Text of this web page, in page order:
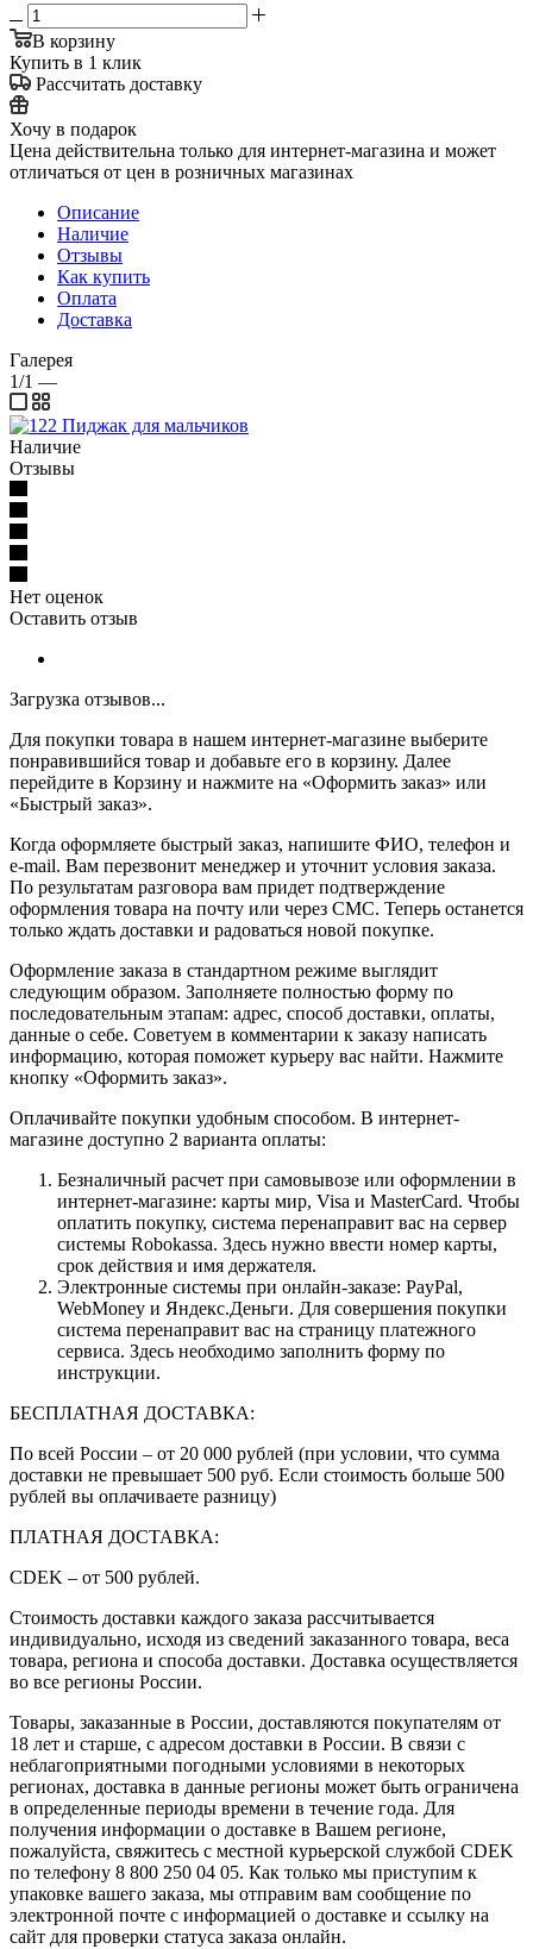
В корзину
Купить в 1 клик
Рассчитать доставку
Хочу в подарок
Цена действительна только для интернет-магазина и может
отличаться от цен в розничных магазинах
Описание
Наличие
Отзывы
Как купить
Оплата
Доставка
Галерея
1/1 —
Наличие
Отзывы
Нет оценок
Оставить отзыв
Загрузка отзывов...
Для покупки товара в нашем интернет-магазине выберите
понравившийся товар и добавьте его в корзину. Далее
перейдите в Корзину и нажмите на «Оформить заказ» или
«Быстрый заказ».
Когда оформляете быстрый заказ, напишите ФИО, телефон и
e-mail. Вам перезвонит менеджер и уточнит условия заказа.
По результатам разговора вам придет подтверждение
оформления товара на почту или через СМС. Теперь останется
только ждать доставки и радоваться новой покупке.
Оформление заказа в стандартном режиме выглядит
следующим образом. Заполняете полностью форму по
последовательным этапам: адрес, способ доставки, оплаты,
данные о себе. Советуем в комментарии к заказу написать
информацию, которая поможет курьеру вас найти. Нажмите
кнопку «Оформить заказ».
Оплачивайте покупки удобным способом. В интернет-
магазине доступно 2 варианта оплаты:
Безналичный расчет при самовывозе или оформлении в
интернет-магазине: карты мир, Visa и MasterCard. Чтобы
оплатить покупку, система перенаправит вас на сервер
системы Robokassa. Здесь нужно ввести номер карты,
срок действия и имя держателя.
Электронные системы при онлайн-заказе: PayPal,
WebMoney и Яндекс.Деньги. Для совершения покупки
система перенаправит вас на страницу платежного
сервиса. Здесь необходимо заполнить форму по
инструкции.
БЕСПЛАТНАЯ ДОСТАВКА:
По всей России – от 20 000 рублей (при условии, что сумма
доставки не превышает 500 руб. Если стоимость больше 500
рублей вы оплачиваете разницу)
ПЛАТНАЯ ДОСТАВКА:
CDEK – от 500 рублей.
Стоимость доставки каждого заказа рассчитывается
индивидуально, исходя из сведений заказанного товара, веса
товара, региона и способа доставки. Доставка осуществляется
во все регионы России.
Товары, заказанные в России, доставляются покупателям от
18 лет и старше, с адресом доставки в России. В связи с
неблагоприятными погодными условиями в некоторых
регионах, доставка в данные регионы может быть ограничена
в определенные периоды времени в течение года. Для
получения информации о доставке в Вашем регионе,
пожалуйста, свяжитесь с местной курьерской службой CDEK
по телефону 8 800 250 04 05. Как только мы приступим к
упаковке вашего заказа, мы отправим вам сообщение по
электронной почте с информацией о доставке и ссылку на
сайт для проверки статуса заказа онлайн.